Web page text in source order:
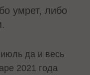
умрет, либо
да и весь
2021 года